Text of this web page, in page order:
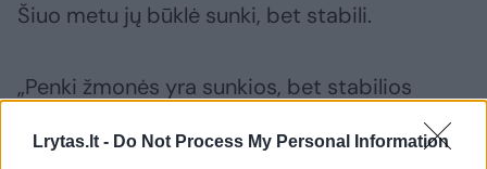
Lrytas.lt - Do Not Process My Personal Information
Šiuo metu jų būklė sunki, bet stabili.
„Penki žmonės yra sunkios, bet stabilios
būklės. Keturi jų perkelti į ligoninės palatas, o
vienas liko reanimacijoje. Visi sužeistieji yra